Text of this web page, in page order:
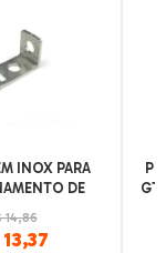
INOX PARA
DE
5MM E 6MM
14,86